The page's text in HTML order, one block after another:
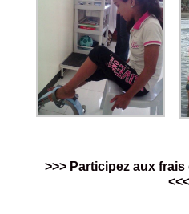
>>> Participez aux
<<<